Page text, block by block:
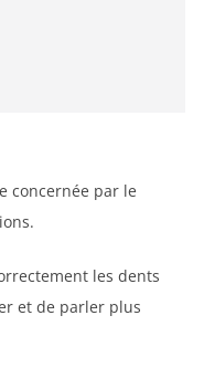
concernée par le
les dents
et de parler plus